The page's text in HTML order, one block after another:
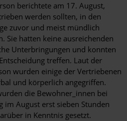
berichtete am 17. August,
werden sollten, in den
zuvor und meist mündlich
Sie hatten keine ausreichenden
Unterbringungen und konnten
treffen. Laut der
wurden einige der Vertriebenen
und körperlich angegriffen.
die Bewohner_innen bei
im August erst sieben Stunden
in Kenntnis gesetzt.